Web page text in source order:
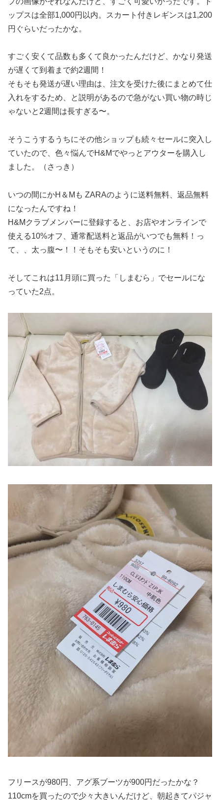
ップスは全部1,000円以内。スカート付きレギンスは1,200
円ぐらいだったかな。
すごく安くて品数も多くて良かったんだけど、かなり発送
が遅くて到着まで約2週間！
そもそも発送が遅い理由は、注文を受けた後にまとめて仕
入れをするため、と説明があるので急がない買い物の時じ
ゃないと2週間は長すぎる〜。
そうこうするうちにその他ショップも続々セールに突入し
ていたので、色々悩んでH&Mでやっとアウターを購入し
ました。（さっき）
いつの間にかH＆Mも ZARAのように送料無料、返品無料
になったんですね！
H&Mクラブメンバーに登録すると、お店やオンラインで
使える10%オフ、通常配送料と返品がいつでも無料！っ
て、、太っ腹〜！！そもそも安いというのに！
そしてこれは11月頭に買った「しまむら」でセールにな
っていた2点。
フリースが980円、アグ系ブーツが900円だったかな？
110cmを買ったので少々大きいんだけど、朝起きてパジャ